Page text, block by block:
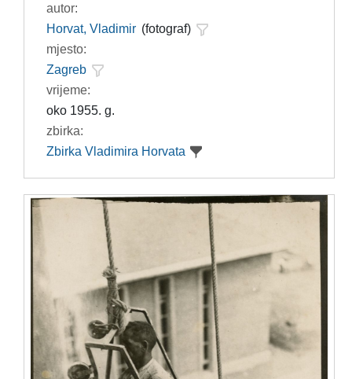
autor:
Horvat, Vladimir (fotograf)
mjesto:
Zagreb
vrijeme:
oko 1955. g.
zbirka:
Zbirka Vladimira Horvata